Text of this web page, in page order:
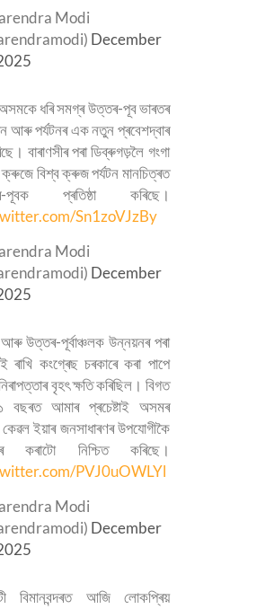
Modi
December
ধৰি সমগ্ৰ উত্তৰ-পূব ভাৰতৰ
আৰু পৰ্যটনৰ এক নতুন প্ৰবেশদ্বাৰ
বাৰাণসীৰ পৰা ডিব্ৰুগড়লৈ গংগা
ক্ৰুজে বিশ্ব ক্ৰুজ পৰ্যটন মানচিত্ৰত
পূবক প্ৰতিষ্ঠা কৰিছে।
Sn1zoVJzBy
Modi
December
উত্তৰ-পূৰ্বাঞ্চলক উন্নয়নৰ পৰা
ৰাখি কংগ্ৰেছ চৰকাৰে কৰা পাপে
বৃহৎ ক্ষতি কৰিছিল। বিগত
বছৰত আমাৰ প্ৰচেষ্টাই অসমৰ
ইয়াৰ জনসাধাৰণৰ উপযোগীকৈ
কৰাটো নিশ্চিত কৰিছে।
PVJ0uOWLYl
Modi
December
বিমানবন্দৰত আজি লোকপ্ৰিয়